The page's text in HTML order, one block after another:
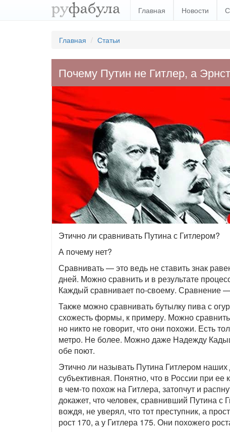
Главная Новости
Главная Статьи
Почему Путин не Гитлер, а
Этично ли сравнивать Путина с Гитлером?
А почему нет?
Сравнивать — это ведь не ставить знак
дней. Можно сравнить и в результате
Каждый сравнивает по-своему. Сравнение
Также можно сравнивать бутылку пива с
схожесть формы, к примеру. Можно
но никто не говорит, что они похожи. Есть
метро. Не более. Можно даже Надежду
обе поют.
Этично ли называть Путина Гитлером
субъективная. Понятно, что в России при ее
в чем-то похож на Гитлера, затопчут и
докажет, что человек, сравнивший Путина с
вождя, не уверял, что тот преступник, а
рост 170, а у Гитлера 175. Они похожего